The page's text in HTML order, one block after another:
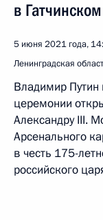
в
5 июня 2021 года,
Ленинградская
Владимир Путин
церемонии
Александру III.
Арсенального
в честь 175-
российского